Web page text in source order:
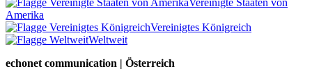
Vereinigte Staaten von
Amerika
Vereinigtes Königreich
Weltweit
echonet communication | Österreich